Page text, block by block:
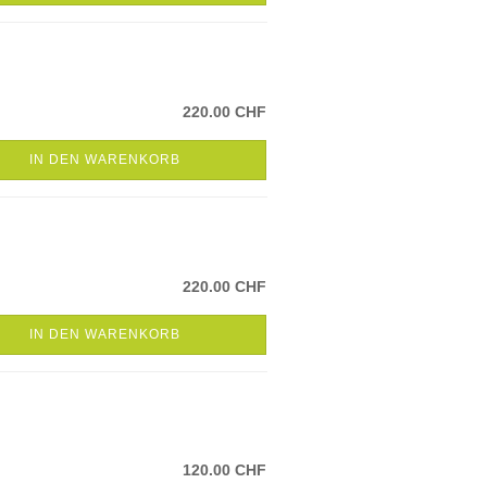
220.00 CHF
IN DEN WARENKORB
220.00 CHF
IN DEN WARENKORB
120.00 CHF